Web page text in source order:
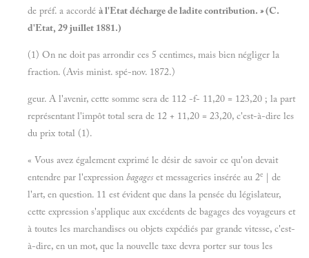
de préf. a accordé à l'Etat décharge de ladite contribution. »(C.
d'Etat, 29 juillet 1881.)
(1) On ne doit pas arrondir ces 5 centimes, mais bien négliger la
fraction. (Avis minist. spé-nov. 1872.)
geur. A l'avenir, cette somme sera de 112 -f- 11,20 = 123,20 ; la part
représentant l'impôt total sera de 12 + 11,20 = 23,20, c'est-à-dire les
du prix total (1).
« Vous avez également exprimé le désir de savoir ce qu'on devait
entendre par l'expression bagages et messageries insérée au 2e | de
l'art, en question. 11 est évident que dans la pensée du législateur,
cette expression s'applique aux excédents de bagages des voyageurs et
à toutes les marchandises ou objets expédiés par grande vitesse, c'est-
à-dire, en un mot, que la nouvelle taxe devra porter sur tous les